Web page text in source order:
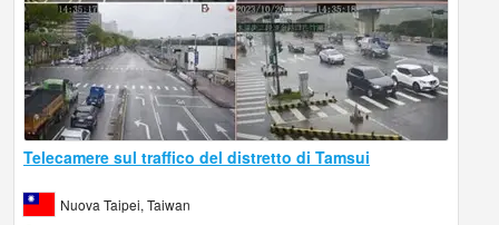
Telecamere sul traffico del distretto di Tamsui
Nuova Taipei, Taiwan